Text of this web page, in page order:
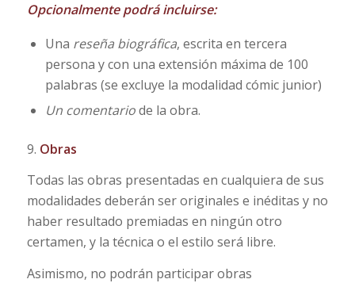
Opcionalmente podrá incluirse:
Una reseña biográfica, escrita en tercera
persona y con una extensión máxima de 100
palabras (se excluye la modalidad cómic junior)
Un comentariode la obra.
9. Obras
Todas las obras presentadas en cualquiera de sus
modalidades deberán ser originales e inéditas y no
haber resultado premiadas en ningún otro
certamen, y la técnica o el estilo será libre.
Asimismo, no podrán participar obras